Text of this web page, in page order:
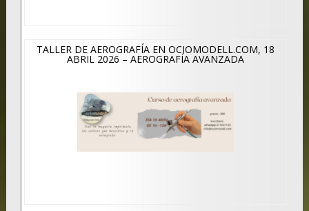
TALLER DE AEROGRAFÍA EN OCIOMODELL.COM, 18
ABRIL 2026 – AEROGRAFÍA AVANZADA